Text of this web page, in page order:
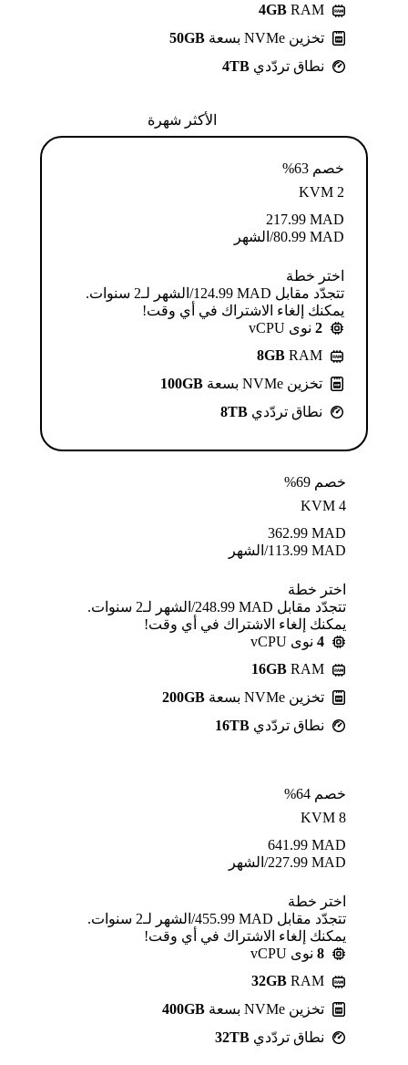
4GB RAM
تخزين NVMe بسعة
50GB
نطاق تردّدي 4TB
الأكثر شهرة
خصم 63%
KVM 2
MAD
217.99
MAD
80.99/الشهر
اختر خطة
تتجدّد مقابل MAD ⁦124.99⁩/الشهر لـ2 سنوات.
يمكنك إلغاء الاشتراك في أي وقت!
2 نوى vCPU
8GB RAM
تخزين NVMe بسعة
100GB
نطاق تردّدي 8TB
خصم 69%
KVM 4
MAD
362.99
MAD
113.99/الشهر
اختر خطة
تتجدّد مقابل MAD ⁦248.99⁩/الشهر لـ2 سنوات.
يمكنك إلغاء الاشتراك في أي وقت!
4 نوى vCPU
16GB RAM
تخزين NVMe بسعة
200GB
نطاق تردّدي 16TB
خصم 64%
KVM 8
MAD
641.99
MAD
227.99/الشهر
اختر خطة
تتجدّد مقابل MAD ⁦455.99⁩/الشهر لـ2 سنوات.
يمكنك إلغاء الاشتراك في أي وقت!
8 نوى vCPU
32GB RAM
تخزين NVMe بسعة
400GB
نطاق تردّدي 32TB